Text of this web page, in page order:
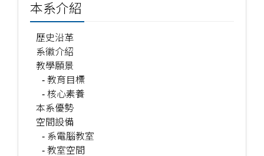
本系介紹
歷史沿革
系徽介紹
教學願景
- 教育目標
- 核心素養
本系優勢
空間設備
- 系電腦教室
- 教室空間